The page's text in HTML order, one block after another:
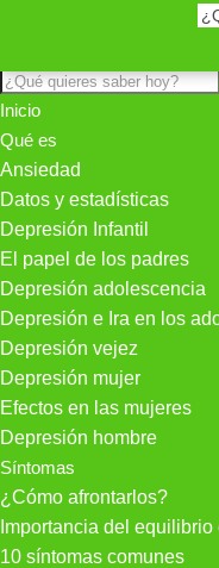
Inicio
Qué es
Ansiedad
Datos y estadísticas
Depresión Infantil
El papel de los padres
Depresión adolescencia
Depresión e Ira en los
Depresión vejez
Depresión mujer
Efectos en las mujeres
Depresión hombre
Síntomas
¿Cómo afrontarlos?
Importancia del equilibrio
10 síntomas comunes